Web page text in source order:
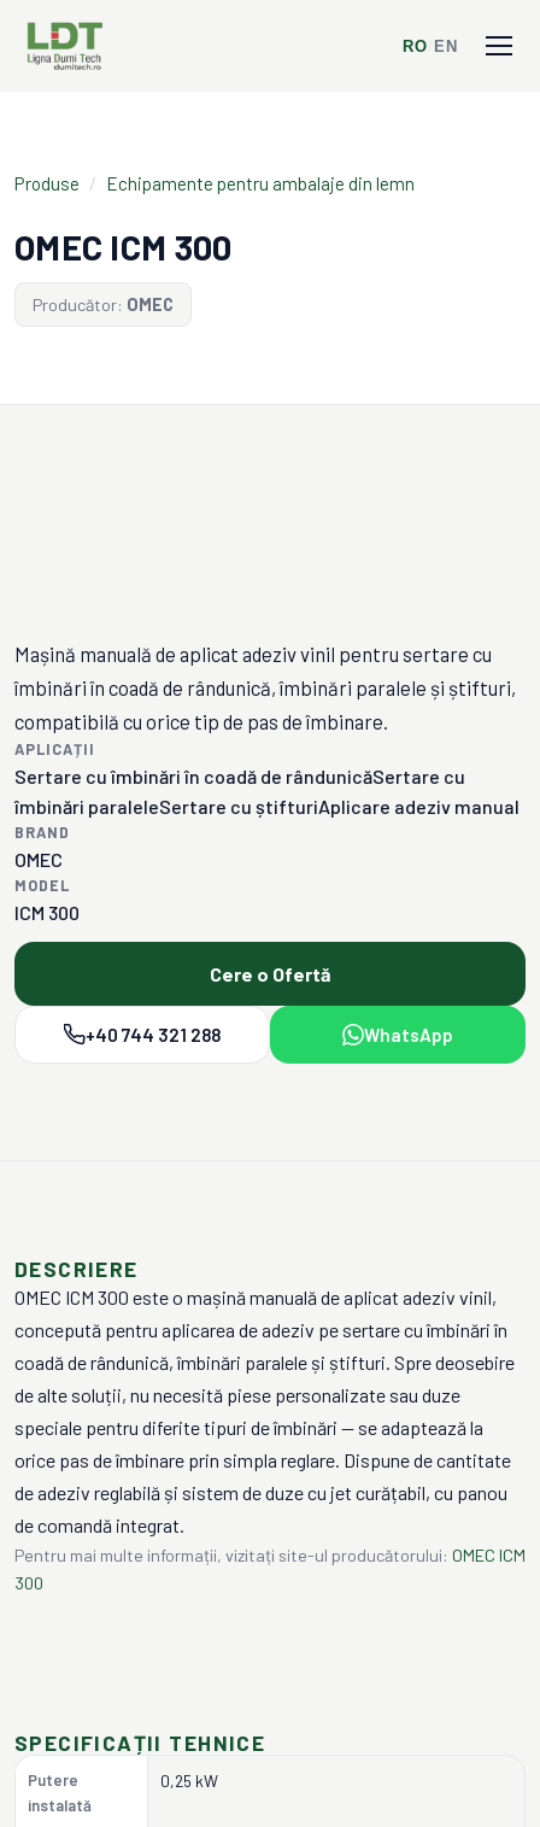
RO EN
Produse / Echipamente pentru ambalaje din lemn
OMEC ICM 300
Producător: OMEC
Mașină manuală de aplicat adeziv vinil pentru sertare cu
îmbinări în coadă de rândunică, îmbinări paralele și știfturi,
compatibilă cu orice tip de pas de îmbinare.
APLICAȚII
Sertare cu îmbinări în coadă de rândunicăSertare cu
îmbinări paraleleSertare cu știfturiAplicare adeziv manual
BRAND
OMEC
MODEL
ICM 300
Cere o Ofertă
+40 744 321 288 WhatsApp
DESCRIERE
OMEC ICM 300 este o mașină manuală de aplicat adeziv vinil,
concepută pentru aplicarea de adeziv pe sertare cu îmbinări în
coadă de rândunică, îmbinări paralele și știfturi. Spre deosebire
de alte soluții, nu necesită piese personalizate sau duze
speciale pentru diferite tipuri de îmbinări — se adaptează la
orice pas de îmbinare prin simpla reglare. Dispune de cantitate
de adeziv reglabilă și sistem de duze cu jet curățabil, cu panou
de comandă integrat.
Pentru mai multe informații, vizitați site-ul producătorului: OMEC ICM
300
SPECIFICAȚII TEHNICE
Putere
instalată
0,25 kW